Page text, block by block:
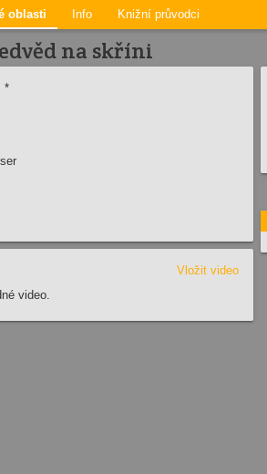
oblasti Info Knižní průvodci
na skříni
*
Vložit video
video.